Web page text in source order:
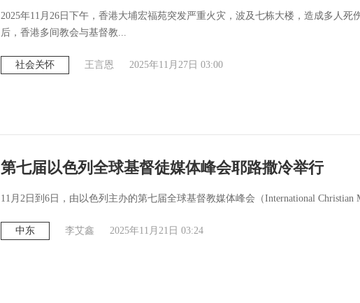
2025年11月26日下午，香港大埔宏福苑突发严重火灾，波及七栋大楼，造成多人死
后，香港多间教会与基督教...
社会关怀 王言恩 2025年11月27日 03:00
第七届以色列全球基督徒媒体峰会耶路撒冷举行
11月2日到6日，由以色列主办的第七届全球基督教媒体峰会（International Christian
中东 李艾鑫 2025年11月21日 03:24